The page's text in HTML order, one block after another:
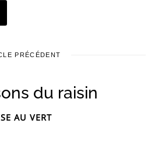
PRÉCÉDENT
du raisin
AU VERT